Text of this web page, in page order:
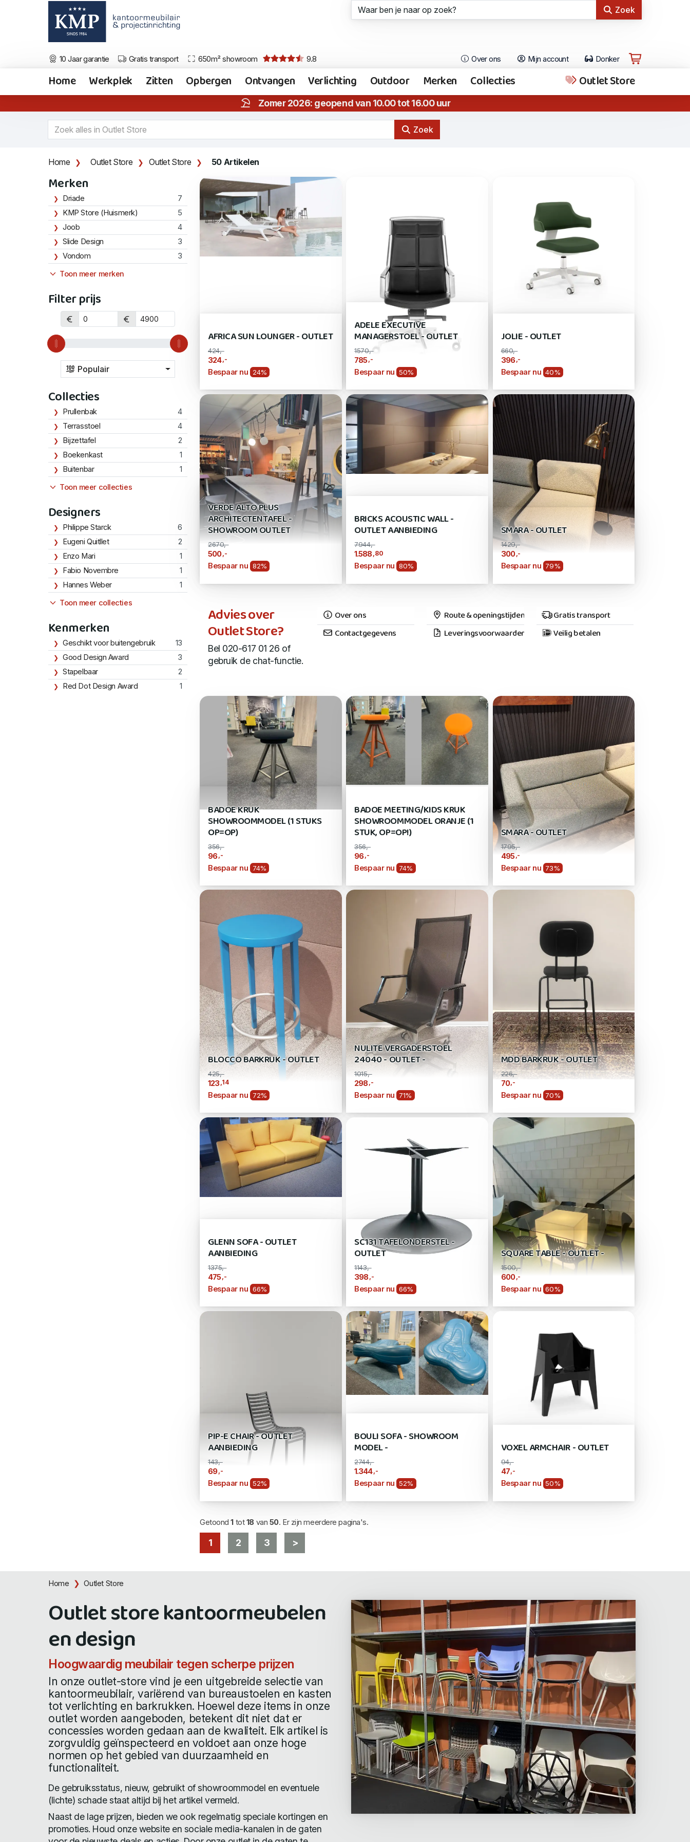
Zoek
10 Jaar garantie Gratis transport 650m² showroom 9.8 Over ons Mijn account Donker
Home Werkplek Zitten Opbergen Ontvangen Verlichting Outdoor Merken Collecties Outlet Store
Zomer 2026: geopend van 10.00 tot 16.00 uur
Zoek
Home Outlet Store Outlet Store 50 Artikelen
Merken
Driade
7
KMP Store (Huismerk)
5
Joob
4
Slide Design
3
Vondom
3
Toon meer merken
Filter prijs
Populair
Collecties
Prullenbak
4
Terrasstoel
4
Bijzettafel
2
Boekenkast
1
Buitenbar
1
Toon meer collecties
Designers
Philippe Starck
6
Eugeni Quitllet
2
Enzo Mari
1
Fabio Novembre
1
Hannes Weber
1
Toon meer collecties
Kenmerken
Geschikt voor buitengebruik
13
Good Design Award
3
Stapelbaar
2
Red Dot Design Award
1
AFRICA SUN LOUNGER - OUTLET
424,-
324,-
Bespaar nu 24%
ADELE EXECUTIVE
MANAGERSTOEL - OUTLET
1570,-
785,-
Bespaar nu 50%
JOLIE - OUTLET
660,-
396 ,-
Bespaar nu 40%
VERDE ALTO PLUS
ARCHITECTENTAFEL -
SHOWROOM OUTLET
2670,-
500 ,-
Bespaar nu 82%
BRICKS ACOUSTIC WALL -
OUTLET AANBIEDING
7944,-
1.588 ,80
Bespaar nu 80%
SMARA - OUTLET
1429,-
300 ,-
Bespaar nu 79%
Advies over
Outlet Store?
Bel 020-617 01 26 of
gebruik de chat-functie.
Over ons
Contactgegevens
Route & openingstijden
Leveringsvoorwaarden
Gratis transport
Veilig betalen
BADOE KRUK
SHOWROOMMODEL (1 STUKS
OP=OP)
356,-
96,-
Bespaar nu 74%
BADOE MEETING/KIDS KRUK
SHOWROOMMODEL ORANJE (1
STUK, OP=OP!)
356,-
96,-
Bespaar nu 74%
SMARA - OUTLET
1795,-
495 ,-
Bespaar nu 73%
BLOCCO BARKRUK - OUTLET
425,-
123,14
Bespaar nu 72%
NULITE VERGADERSTOEL
24040 - OUTLET -
1015,-
298,-
Bespaar nu 71%
MDD BARKRUK - OUTLET
226,-
70,-
Bespaar nu 70%
GLENN SOFA - OUTLET
AANBIEDING
1375,-
475 ,-
Bespaar nu 66%
SC131 TAFELONDERSTEL -
OUTLET
1143,-
398 ,-
Bespaar nu 66%
SQUARE TABLE - OUTLET -
1500,-
600 ,-
Bespaar nu 60%
PIP-E CHAIR - OUTLET
AANBIEDING
143,-
69 ,-
Bespaar nu 52%
BOULI SOFA - SHOWROOM
MODEL -
2744,-
1.344 ,-
Bespaar nu 52%
VOXEL ARMCHAIR - OUTLET
94,-
47 ,-
Bespaar nu 50%
Getoond1 tot18van 50. Er zijn meerdere pagina's.
1 2 3 >
Home Outlet Store
Outlet store kantoormeubelen
en design
Hoogwaardig meubilair tegen scherpe prijzen
In onze outlet-store vind je een uitgebreide selectie van
kantoormeubilair, variërend van bureaustoelen en kasten
tot verlichting en barkrukken. Hoewel deze items in onze
outlet worden aangeboden, betekent dit niet dat er
concessies worden gedaan aan de kwaliteit. Elk artikel is
zorgvuldig geïnspecteerd en voldoet aan onze hoge
normen op het gebied van duurzaamheid en
functionaliteit.
De gebruiksstatus, nieuw, gebruikt of showroommodel en eventuele
(lichte) schade staat altijd bij het artikel vermeld.
Naast de lage prijzen, bieden we ook regelmatig speciale kortingen en
promoties. Houd onze website en sociale media-kanalen in de gaten